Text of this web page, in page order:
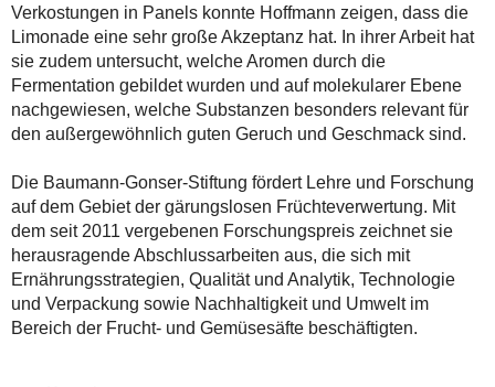
Verkostungen in Panels konnte Hoffmann zeigen, dass die
Limonade eine sehr große Akzeptanz hat. In ihrer Arbeit hat
sie zudem untersucht, welche Aromen durch die
Fermentation gebildet wurden und auf molekularer Ebene
nachgewiesen, welche Substanzen besonders relevant für
den außergewöhnlich guten Geruch und Geschmack sind.
Die Baumann-Gonser-Stiftung fördert Lehre und Forschung
auf dem Gebiet der gärungslosen Früchteverwertung. Mit
dem seit 2011 vergebenen Forschungspreis zeichnet sie
herausragende Abschlussarbeiten aus, die sich mit
Ernährungsstrategien, Qualität und Analytik, Technologie
und Verpackung sowie Nachhaltigkeit und Umwelt im
Bereich der Frucht- und Gemüsesäfte beschäftigten.